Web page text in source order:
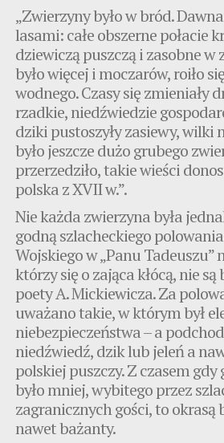
„Zwierzyny było w bród.
lasami: całe obszerne połacie
dziewiczą puszczą i zasobne w
było więcej i moczarów, roiło
wodnego. Czasy się zmieniały
rzadkie, niedźwiedzie
dziki pustoszyły zasiewy, wilki
było jeszcze dużo grubego
przerzedziło, takie wieści
polska z XVII w.”.
Nie każda zwierzyna była
godną szlacheckiego
Wojskiego w „Panu Tadeuszu”
którzy się o zająca kłócą, nie
poety A. Mickiewicza. Za
uważano takie, w którym był
niebezpieczeństwa – a
niedźwiedź, dzik lub jeleń a
polskiej puszczy. Z czasem
było mniej, wybitego przez
zagranicznych gości, to okrasą
nawet bażanty.